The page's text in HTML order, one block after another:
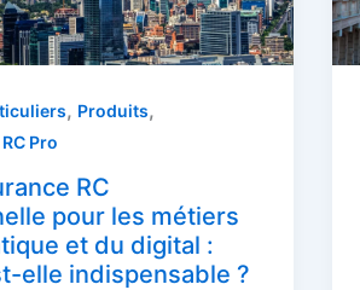
, Produits,
RC Pro
RC
pour les métiers
et du digital :
elle indispensable ?